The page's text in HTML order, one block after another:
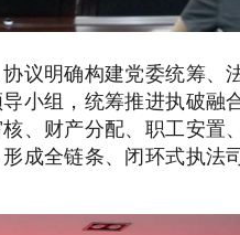
议明确构建党委统筹、
小组，统筹推进执破融
、财产分配、职工安置
成全链条、闭环式执法